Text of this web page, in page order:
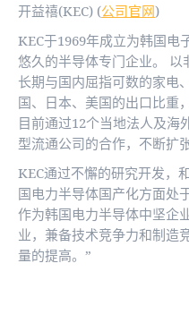
开益禧(KEC) (公司官网)
KEC于1969年成立为韩国电
悠久的半导体专门企业。 以
长期与国内屈指可数的家电
国、日本、美国的出口比重
目前通过12个当地法人及海
型流通公司的合作，不断扩
KEC通过不懈的研究开发，
国电力半导体国产化方面处
作为韩国电力半导体中坚企
业，兼备技术竞争力和制造
量的提高。”